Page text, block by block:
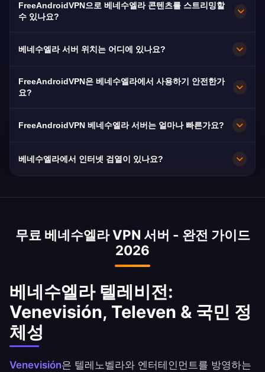
료입니다. 전 세계 800만 명 이상의 베네수엘라 디
FreeAndroidVPN으로 베네수엘라 콘텐츠를 스트리밍할
수 있나요?
한 베네수엘라 스트리밍에 최적화되어 있습니다.
베네수엘라 서버 위치는 어디에 있나요?
마라카이보, 발렌시아에 여러 고속 서버를 유지합
을 제공합니다. 앱에서 선호하는 베네수엘라 도시
FreeAndroidVPN은 베네수엘라에서 사용하기 안전한가
요?
네. AES-256 암호화와 엄격한 노로그 정책을 사용
합니다. 정부 감시가 있는 베네수엘라에서 특히 중
FreeAndroidVPN 베네수엘라 서버는 얼마나 빠른가요?
10Gbps 서버를 운영합니다. 베네수엘라의 평균 인
터넷 속도는 열악한 인프라로 인해 8Mbps입니다.
베네수엘라에서 인터넷 검열이 있나요?
폼을 차단하고 통신을 모니터링합니다. CONATEL
에 필수적이며, 기자, 활동가, 800만 명 이상의 디
아스포라에게 매우 중요합니다.
무료 베네수엘라 VPN 서버 - 완전 가이드
2026
베네수엘라 텔레비전:
Venevisión, Televen & 국민 정
체성
Venevisión은 텔레노벨라와 엔터테인먼트를 방영하는